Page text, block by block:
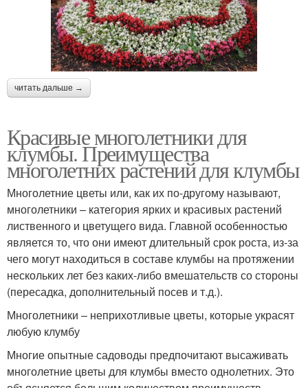
читать дальше →
Красивые многолетники для
клумбы. Преимущества
многолетних растений для клумбы
Многолетние цветы или, как их по-другому называют,
многолетники – категория ярких и красивых растений
лиственного и цветущего вида. Главной особенностью
является то, что они имеют длительный срок роста, из-за
чего могут находиться в составе клумбы на протяжении
нескольких лет без каких-либо вмешательств со стороны
(пересадка, дополнительный посев и т.д.).
Многолетники – неприхотливые цветы, которые украсят
любую клумбу
Многие опытные садоводы предпочитают высаживать
многолетние цветы для клумбы вместо однолетних. Это